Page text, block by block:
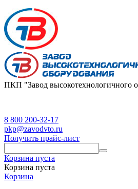
ПКП "Завод высокотехнологичного
8 800 200-32-17
pkp@zavodvto.ru
Получить прайс-лист
Корзина пуста
Корзина пуста
Корзина